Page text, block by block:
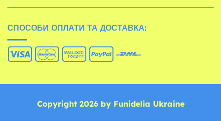
СПОСОБИ ОПЛАТИ ТА ДОСТАВКА:
Copyright 2026 by Funidelia Ukraine